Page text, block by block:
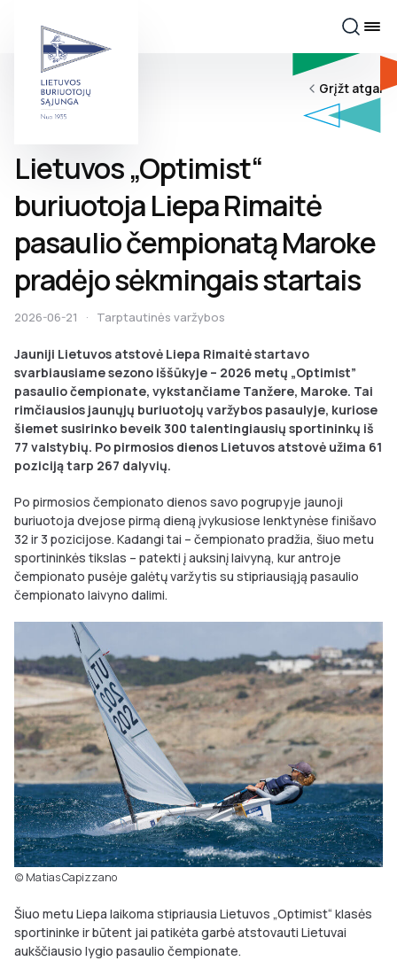
Grįžt atgal
Lietuvos „Optimist“
buriuotoja Liepa Rimaitė
pasaulio čempionatą Maroke
pradėjo sėkmingais startais
2026-06-21 · Tarptautinės varžybos
Jauniji Lietuvos atstovė Liepa Rimaitė startavo
svarbiausiame sezono iššūkyje – 2026 metų „Optimist”
pasaulio čempionate, vykstančiame Tanžere, Maroke. Tai
rimčiausios jaunųjų buriuotojų varžybos pasaulyje, kuriose
šiemet susirinko beveik 300 talentingiausių sportininkų iš
77 valstybių. Po pirmosios dienos Lietuvos atstovė užima 61
poziciją tarp 267 dalyvių.
Po pirmosios čempionato dienos savo pogrupyje jaunoji
buriuotoja dvejose pirmą dieną įvykusiose lenktynėse finišavo
32 ir 3 pozicijose. Kadangi tai – čempionato pradžia, šiuo metu
sportininkės tikslas – patekti į auksinį laivyną, kur antroje
čempionato pusėje galėtų varžytis su stipriausiąją pasaulio
čempionato laivyno dalimi.
(c) Matias Capizzano
Šiuo metu Liepa laikoma stipriausia Lietuvos „Optimist“ klasės
sportininke ir būtent jai patikėta garbė atstovauti Lietuvai
aukščiausio lygio pasaulio čempionate.